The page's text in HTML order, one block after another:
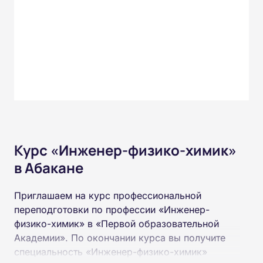
Курс «Инженер-физико-химик»
в Абакане
Приглашаем на курс профессиональной
переподготовки по профессии «Инженер-
физико-химик» в «Первой образовательной
Академии». По окончании курса вы получите
специальность «Инженер-физико-химик»